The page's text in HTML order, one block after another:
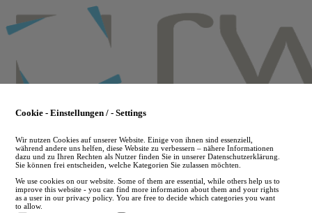
to
main
Cookie - Einstellungen / - Settings
Wir nutzen Cookies auf unserer Website. Einige von ihnen sind essenziell,
während andere uns helfen, diese Website zu verbessern – nähere Informationen
dazu und zu Ihren Rechten als Nutzer finden Sie in unserer Datenschutzerklärung.
Sie können frei entscheiden, welche Kategorien Sie zulassen möchten.
We use cookies on our website. Some of them are essential, while others help us to
improve this website - you can find more information about them and your rights
as a user in our privacy policy. You are free to decide which categories you want
to allow.